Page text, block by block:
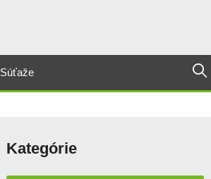
Súťaže
Kategórie